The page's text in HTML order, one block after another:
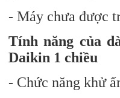
- Máy chưa được
Tính năng của
Daikin 1 chiều
- Chức năng khử